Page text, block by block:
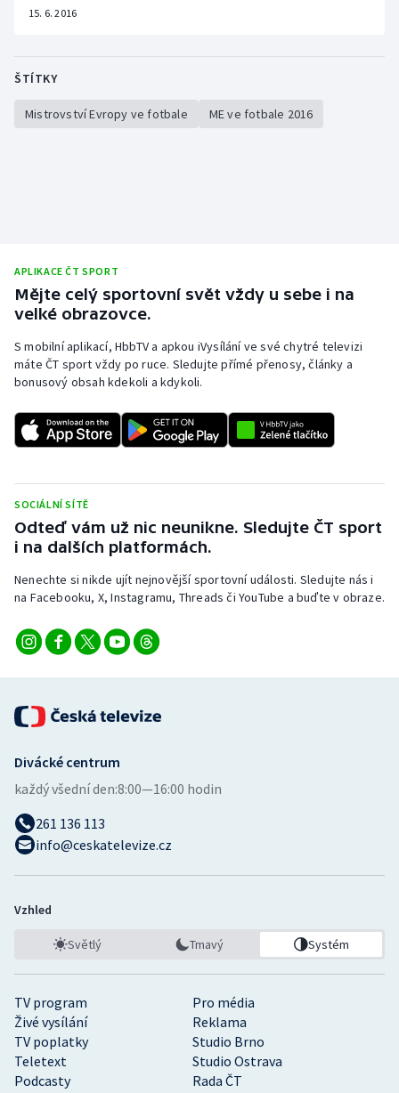
15. 6. 2016
ŠTÍTKY
Mistrovství Evropy ve fotbale ME ve fotbale 2016
APLIKACE ČT SPORT
Mějte celý sportovní svět vždy u sebe i na
velké obrazovce.
S mobilní aplikací, HbbTV a apkou iVysílání ve své chytré televizi
máte ČT sport vždy po ruce. Sledujte přímé přenosy, články a
bonusový obsah kdekoli a kdykoli.
SOCIÁLNÍ SÍTĚ
Odteď vám už nic neunikne. Sledujte ČT sport
i na dalších platformách.
Nenechte si nikde ujít nejnovější sportovní události. Sledujte nás i
na Facebooku, X, Instagramu, Threads či YouTube a buďte v obraze.
TV program
Pro média
Živé vysílání
Reklama
TV poplatky
Studio Brno
Teletext
Studio Ostrava
Podcasty
Rada ČT
Divácké centrum
každý všední den:8:00—16:00 hodin
261 136 113
info@ceskatelevize.cz
Vzhled
Světlý Tmavý Systém